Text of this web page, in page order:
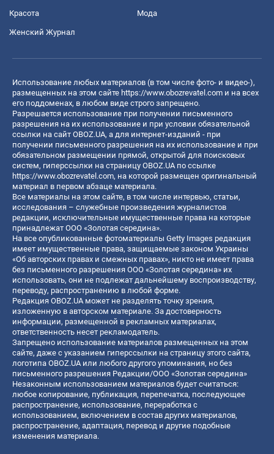
Красота Мода
Женский Журнал
Использование любых материалов (в том числе фото- и видео-),
размещенных на этом сайте https://www.obozrevatel.com и на всех
его поддоменах, в любом виде строго запрещено.
Разрешается использование при получении письменного
разрешения на их использование и при условии обязательной
ссылки на сайт OBOZ.UA, а для интернет-изданий - при
получении письменного разрешения на их использование и при
обязательном размещении прямой, открытой для поисковых
систем, гиперссылки на страницу OBOZ.UA по ссылке
https://www.obozrevatel.com, на которой размещен оригинальный
материал в первом абзаце материала.
Все материалы на этом сайте, в том числе интервью, статьи,
исследования – служебные произведения журналистов
редакции, исключительные имущественные права на которые
принадлежат ООО «Золотая середина».
На все опубликованные фотоматериалы Getty Images редакция
имеет имущественные права, защищаемые законом Украины
«Об авторских правах и смежных правах», никто не имеет права
без письменного разрешения ООО «Золотая середина» их
использовать, они не подлежат дальнейшему воспроизводству,
переводу, распространению в любой форме.
Редакция OBOZ.UA может не разделять точку зрения,
изложенную в авторском материале. За достоверность
информации, размещенной в рекламных материалах,
ответственность несет рекламодатель.
Запрещено использование материалов размещенных на этом
сайте, даже с указанием гиперссылки на страницу этого сайта,
логотипа OBOZ.UA или любого другого упоминания, но без
письменного разрешения Редакции/ООО «Золотая середина»
Незаконным использованием материалов будет считаться:
любое копирование, публикация, перепечатка, последующее
распространение, использование, переработка с
использованием, включением в состав других материалов,
распространение, адаптация, перевод и другие подобные
изменения материала.